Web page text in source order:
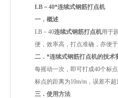
LB－40*连续式钢筋打点机
一．概述
LB－40连续式钢筋打点机用于
便，效率高，打点准确，亦便
二． *连续式钢筋打点机的技术
每摇动一次，即可打成40个标
标点的距离为10m/m，误差不
三． 使用方法